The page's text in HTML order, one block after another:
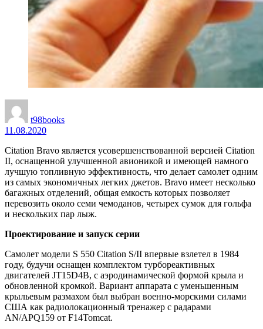
t98books
11.08.2020
Citation Bravo является усовершенствованной версией Citation
II, оснащенной улучшенной авионикой и имеющей намного
лучшую топливную эффективность, что делает самолет одним
из самых экономичных легких джетов. Bravo имеет несколько
багажных отделений, общая емкость которых позволяет
перевозить около семи чемоданов, четырех сумок для гольфа
и нескольких пар лыж.
Проектирование и запуск серии
Самолет модели S 550 Citation S/II впервые взлетел в 1984
году, будучи оснащен комплектом турбореактивных
двигателей JT15D4B, с аэродинамической формой крыла и
обновленной кромкой. Вариант аппарата с уменьшенным
крыльевым размахом был выбран военно-морскими силами
США как радиолокационный тренажер с радарами
AN/APQ159 от F14Tomcat.